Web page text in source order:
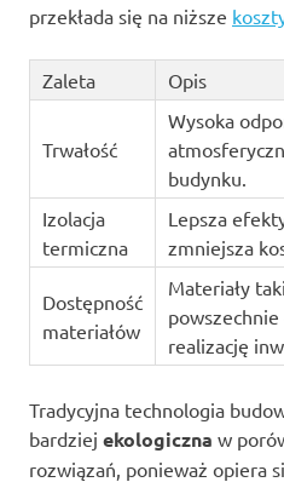
przekłada się na niższe
Zaleta Opis
Trwałość
Wysoka
budynku.
Izolacja
termiczna
Lepsza
zmniejsza
Dostępność
materiałów
Materiały
realizację
Tradycyjna technologia
bardziej ekologiczna w
rozwiązań, ponieważ opiera